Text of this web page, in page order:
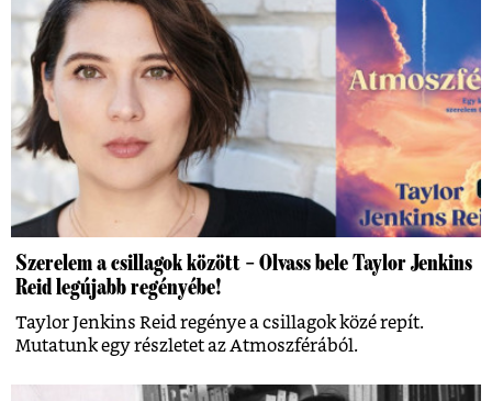
Szerelem a csillagok között – Olvass bele Taylor Jenkins
Reid legújabb regényébe!
Taylor Jenkins Reid regénye a csillagok közé repít.
Mutatunk egy részletet az Atmoszférából.